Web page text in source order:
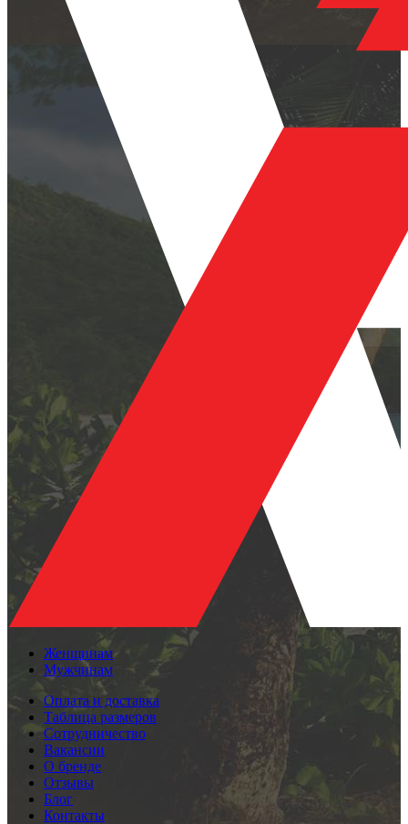
Женщинам
Мужчинам
Оплата и доставка
Таблица размеров
Сотрудничество
Вакансии
О бренде
Отзывы
Блог
Контакты